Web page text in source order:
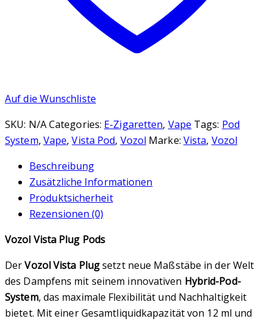
Auf die Wunschliste
SKU: N/ACategories: E-Zigaretten, Vape Tags: Pod
System, Vape,Vista Pod, Vozol Marke: Vista, Vozol
Beschreibung
Zusätzliche Informationen
Produktsicherheit
Rezensionen (0)
Vozol Vista Plug Pods
DerVozol Vista Plugsetzt neue Maßstäbe in der Welt
des Dampfens mit seinem innovativen Hybrid-Pod-
System, das maximale Flexibilität und Nachhaltigkeit
bietet. Mit einer Gesamtliquidkapazität von 12 ml und